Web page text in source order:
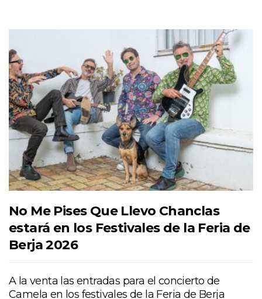
No Me Pises Que Llevo Chanclas
estará en los Festivales de la Feria de
Berja 2026
A la venta las entradas para el concierto de
Camela en los festivales de la Feria de Berja